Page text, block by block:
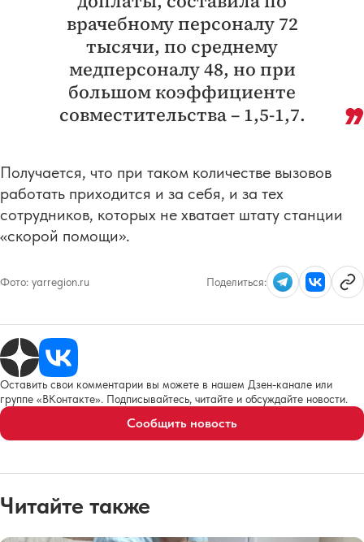
врачебному персоналу 72
тысячи, по среднему
медперсоналу 48, но при
большом коэффициенте
совместительства – 1,5-1,7.
Получается, что при таком количестве вызовов
работать приходится и за себя, и за тех
сотрудников, которых не хватает штату станции
«скорой помощи».
Фото: yarregion.ru Поделиться:
Оставить свои комментарии вы можете в нашем Дзен-канале или
группе «ВКонтакте». Подписывайтесь, читайте и обсуждайте новости.
Сообщить новость
Читайте также